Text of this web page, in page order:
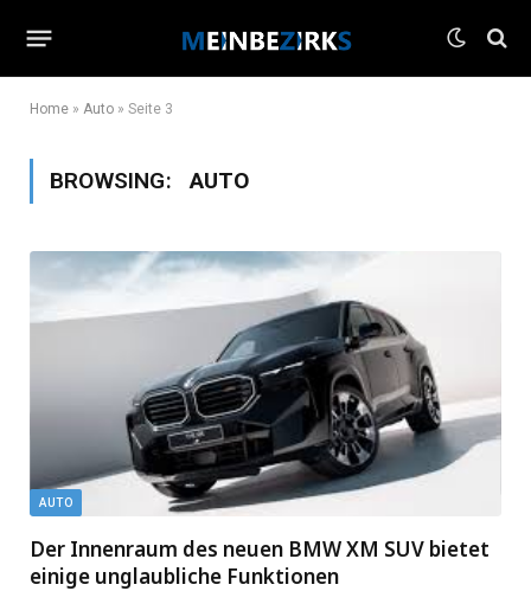
Home » Auto » Seite 3
BROWSING: AUTO
AUTO
Der Innenraum des neuen BMW XM SUV bietet
einige unglaubliche Funktionen